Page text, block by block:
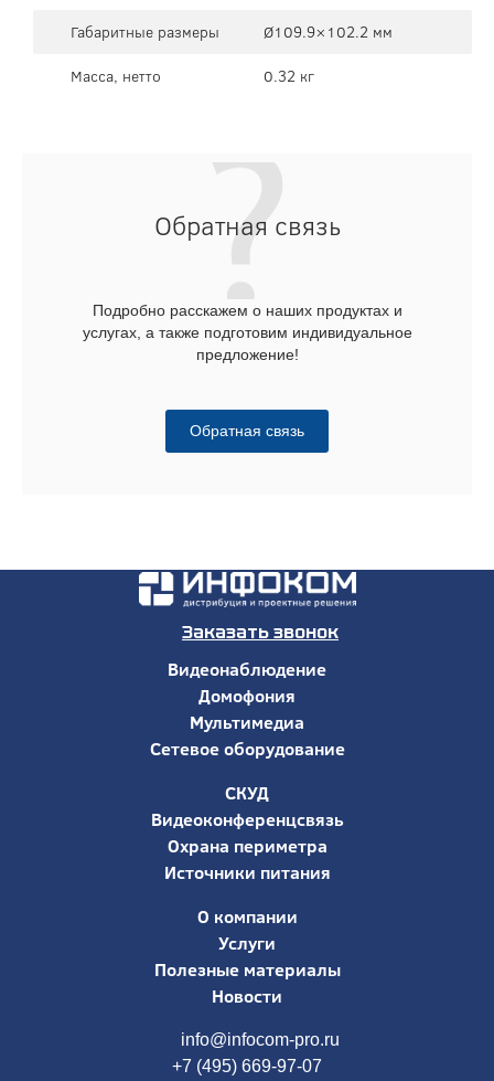
Габаритные размеры
Ø109.9×102.2 мм
Масса, нетто
0.32 кг
Обратная связь
Подробно расскажем о наших продуктах и
услугах, а также подготовим индивидуальное
предложение!
Обратная связь
Заказать звонок
Видеонаблюдение
Домофония
Мультимедиа
Сетевое оборудование
СКУД
Видеоконференцсвязь
Охрана периметра
Источники питания
О компании
Услуги
Полезные материалы
Новости
info@infocom-pro.ru
+7 (495) 669-97-07